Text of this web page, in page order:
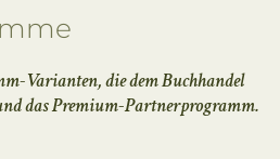
Varianten, die dem Buchhandel
das Premium-Partnerprogramm.